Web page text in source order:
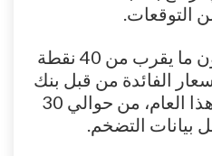
التوقعات.
وحاليا، يتوقع المتداولون ما يقرب من 40 نقطة
الفائدة من قبل بنك
الاحتياطي الفيدرالي هذا العام، من حوالي 30
بيانات التضخم.